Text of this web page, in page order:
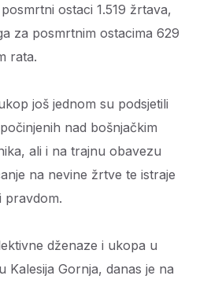
ostaci 1.519 žrtava,
za posmrtnim ostacima 629
rata.
još jednom su podsjetili
nad bošnjačkim
ali i na trajnu obavezu
na nevine žrtve te istraje
pravdom.
dženaze i ukopa u
Kalesija Gornja, danas je na